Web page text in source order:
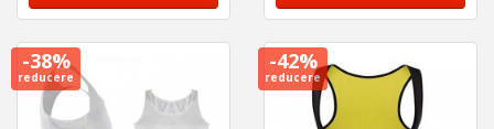
-38%
reducere
-42%
reducere